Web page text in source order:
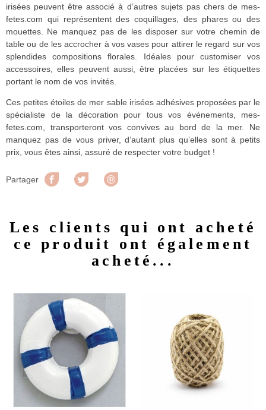
irisées peuvent être associé à d’autres sujets pas chers de mes-
fetes.com qui représentent des coquillages, des phares ou des
mouettes. Ne manquez pas de les disposer sur votre chemin de
table ou de les accrocher à vos vases pour attirer le regard sur vos
splendides compositions florales. Idéales pour customiser vos
accessoires, elles peuvent aussi, être placées sur les étiquettes
portant le nom de vos invités.
Ces petites étoiles de mer sable irisées adhésives proposées par le
spécialiste de la décoration pour tous vos événements, mes-
fetes.com, transporteront vos convives au bord de la mer. Ne
manquez pas de vous priver, d’autant plus qu’elles sont à petits
prix, vous êtes ainsi, assuré de respecter votre budget !
Partager Partager Tweet
Les clients qui ont acheté
ce produit ont également
acheté...